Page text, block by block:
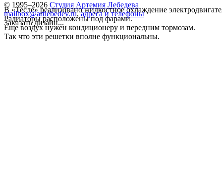
В «Тесле»реализовано жидкостное охлаждение
Радиаторы расположены под фарами.
Еще воздух нужен кондиционеру и передним тормозам.
Так что эти решетки вполне функциональны.
© 1995–2026 Студия Артемия Лебедева
mailbox@artlebedev.ru, адреса и телефоны
Заказать дизайн...